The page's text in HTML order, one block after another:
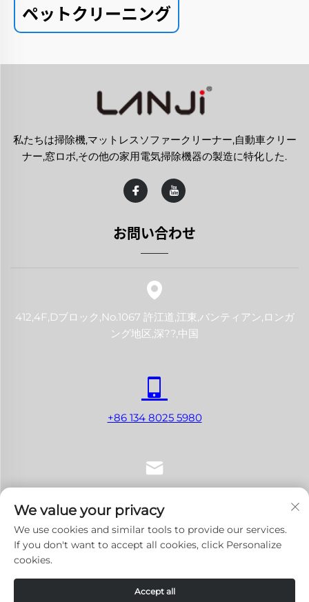
ペットクリーニング
私たちは掃除機,マットレスソファークリーナー,自動車クリー
ナー,窓ロボ,その他の家用電気掃除機器の製造に特化した.
お問い合わせ
412,4F,Dブロック,No.1067 許江道,江東,バンティアン,ロンガ
ング地区,深??,中国
+86 134 8025 5980
著作権 © 2024 深圳LANJI Tech Co., Ltd. すべての権利を留保し
ます。 プライバシーポリシー-ブログ
We value your privacy
We use cookies and similar tools to provide our services.
If you don't want to accept all cookies, click Personalize
cookies.
Accept all